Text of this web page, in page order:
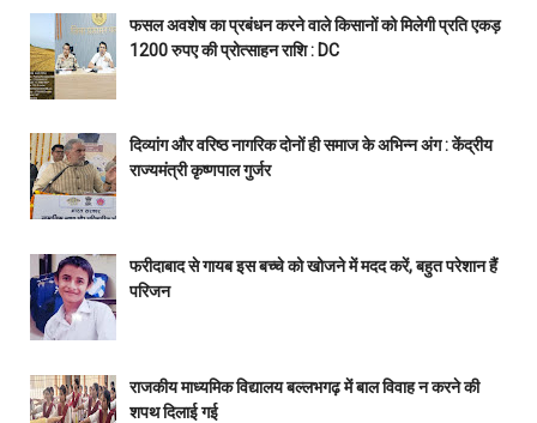
फसल अवशेष का प्रबंधन करने वाले किसानों को मिलेगी प्रति एकड़
1200 रुपए की प्रोत्साहन राशि : DC
दिव्यांग और वरिष्ठ नागरिक दोनों ही समाज के अभिन्न अंग : केंद्रीय
राज्यमंत्री कृष्णपाल गुर्जर
फरीदाबाद से गायब इस बच्चे को खोजने में मदद करें, बहुत परेशान हैं
परिजन
राजकीय माध्यमिक विद्यालय बल्लभगढ़ में बाल विवाह न करने की
शपथ दिलाई गई